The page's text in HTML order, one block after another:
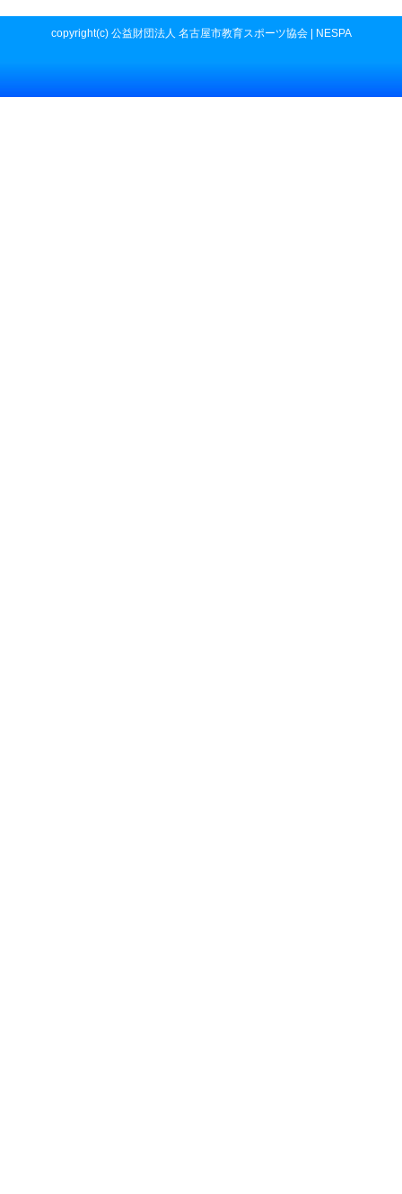
copyright(c) 公益財団法人 名古屋市教育スポーツ協会 | NESPA